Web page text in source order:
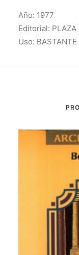
Año: 1977
Editorial: PLAZA
Uso: BASTANTE